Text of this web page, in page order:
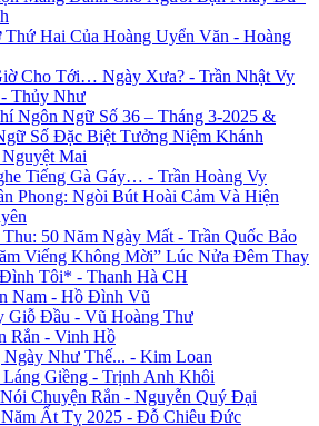
Hai Của Hoàng Uyển Văn - Hoàng
Cho Tới… Ngày Xưa? - Trần Nhật Vy
Thủy Như
Ngôn Ngữ Số 36 – Tháng 3-2025 &
Số Đặc Biệt Tưởng Niệm Khánh
Mai
Tiếng Gà Gáy… - Trần Hoàng Vy
Phong: Ngòi Bút Hoài Cảm Và Hiện
50 Năm Ngày Mất - Trần Quốc Bảo
Viếng Không Mời” Lúc Nửa Đêm Thay
Tôi* - Thanh Hà CH
Nam - Hồ Đình Vũ
Giỗ Đầu - Vũ Hoàng Thư
Rắn - Vinh Hồ
Như Thế... - Kim Loan
Giềng - Trịnh Anh Khôi
Chuyện Rắn - Nguyễn Quý Đại
Ất Tỵ 2025 - Đỗ Chiêu Đức